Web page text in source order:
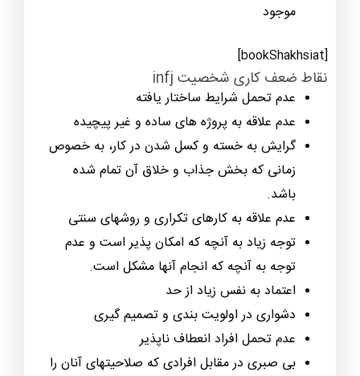
موجود
[
bookShakhsiat
]
نقاط ضعف كاری شخصیت infj
عدم تحمل شرایط ساختار یافته
عدم علاقه به پروژه های ساده و غیر پیچیده
گرایش به خسته و كسل شدن در كار، به خصوص
زمانی که بخش جذاب و خلاق آن تمام شده
باشد.
عدم علاقه به كارهای تكراری و روشهای سنتی
توجه زیاد به آنچه که امکان پذیر است و عدم
توجه به آنچه که انجام آنها مشكل است.
اعتماد به نفس زیاد از حد
دشواری در اولویت بندی و تصمیم گیری
عدم تحمل افراد انعطاف ناپذیر
بی صبری در مقابل افرادی که صلاحیتهای آنان را